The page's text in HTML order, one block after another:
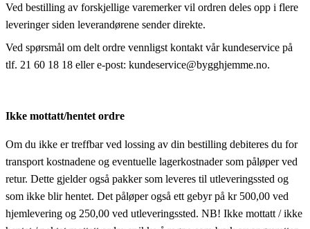
Ved bestilling av forskjellige varemerker vil ordren deles opp i flere
leveringer siden leverandørene sender direkte.
Ved spørsmål om delt ordre vennligst kontakt vår kundeservice på
tlf. 21 60 18 18 eller e-post: kundeservice@bygghjemme.no.
Ikke mottatt/hentet ordre
Om du ikke er treffbar ved lossing av din bestilling debiteres du for
transport kostnadene og eventuelle lagerkostnader som påløper ved
retur. Dette gjelder også pakker som leveres til utleveringssted og
som ikke blir hentet. Det påløper også ett gebyr på kr 500,00 ved
hjemlevering og 250,00 ved utleveringssted. NB! Ikke mottatt / ikke